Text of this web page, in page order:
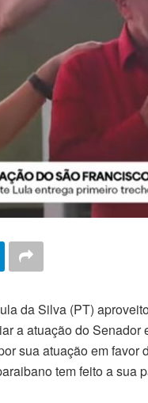
da Silva (PT)
a atuação do
sua atuação em
tem feito a sua